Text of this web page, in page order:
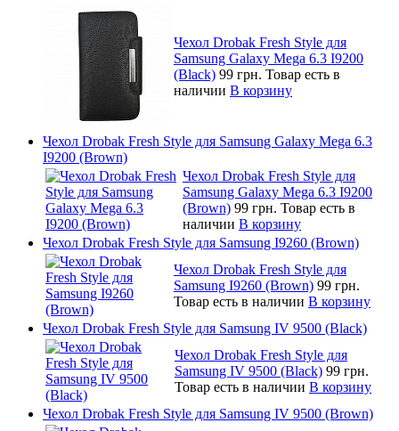
Чехол Drobak Fresh Style для
Samsung Galaxy Mega 6.3 I9200
(Black) 99 грн. Товар есть в
наличии В корзину
Чехол Drobak Fresh Style для Samsung Galaxy Mega 6.3
I9200 (Brown)
Чехол Drobak Fresh Style для
Samsung Galaxy Mega 6.3 I9200
(Brown) 99 грн. Товар есть в
наличии В корзину
Чехол Drobak Fresh Style для Samsung I9260 (Brown)
Чехол Drobak Fresh Style для
Samsung I9260 (Brown) 99 грн.
Товар есть в наличии В корзину
Чехол Drobak Fresh Style для Samsung IV 9500 (Black)
Чехол Drobak Fresh Style для
Samsung IV 9500 (Black) 99 грн.
Товар есть в наличии В корзину
Чехол Drobak Fresh Style для Samsung IV 9500 (Brown)